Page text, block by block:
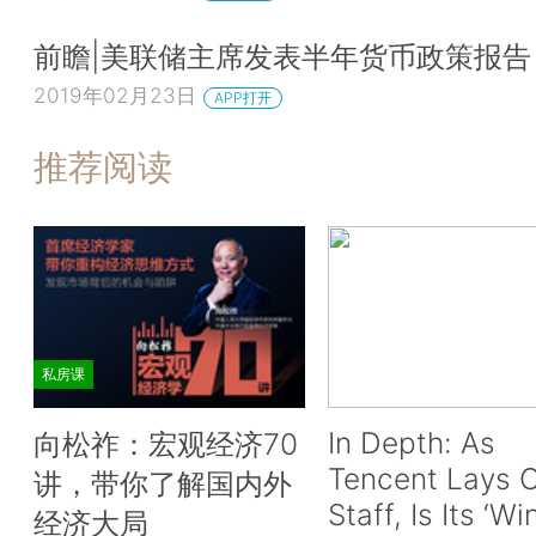
前瞻|美联储主席发表半年货币政策报告
2019年02月23日 APP打开
推荐阅读
私房课
向松祚：宏观经济70
讲，带你了解国内外
经济大局
In Depth: As
Tencent Lays
Staff, Is Its